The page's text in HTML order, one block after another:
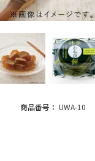
商品番号 UWA-10